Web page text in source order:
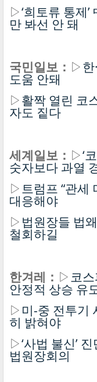
▷‘희토류 통제
만 봐선 안 돼
국민일보： ▷
도움 안돼
▷활짝 열린 코
자도 짙다
세계일보： ▷‘
숫자보다 과열
▷트럼프 “관세
대응해야
▷ 법원장들 법
철회하길
한겨레： ▷코
안정적 상승 유
▷ 미-중 전투기
히 밝혀야
▷‘사법 불신’
법원장회의